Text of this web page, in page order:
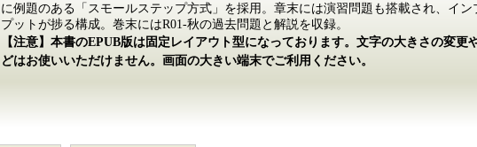
に例題のある「スモールステップ方式」を採用。章末には演習問題も搭載され、イン
プットが捗る構成。巻末にはR01-秋の過去問題と解説を収録。
【注意】本書のEPUB版は固定レイアウト型になっております。文字の大きさの変更
どはお使いいただけません。画面の大きい端末でご利用ください。